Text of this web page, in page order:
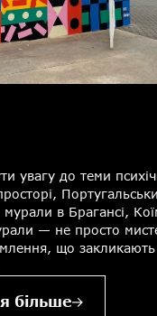
увагу до теми
в Брагансі,
— не просто
що закликають
більше